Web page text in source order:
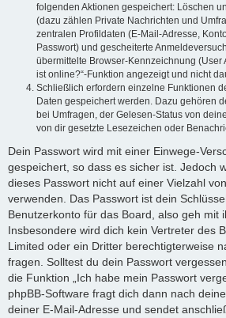
folgenden Aktionen gespeichert: Löschen
(dazu zählen Private Nachrichten und
zentralen Profildaten (E-Mail-Adresse,
Passwort) und gescheiterte
übermittelte Browser-Kennzeichnung (User
ist online?“-Funktion angezeigt und nicht
Schließlich erfordern einzelne Funktionen
Daten gespeichert werden. Dazu gehören
bei Umfragen, der Gelesen-Status von
von dir gesetzte Lesezeichen oder
Dein Passwort wird mit einer Einwege-
gespeichert, so dass es sicher ist. Jedoch
dieses Passwort nicht auf einer Vielzahl
verwenden. Das Passwort ist dein
Benutzerkonto für das Board, also geh mit
Insbesondere wird dich kein Vertreter des
Limited oder ein Dritter berechtigterweise
fragen. Solltest du dein Passwort
die Funktion „Ich habe mein Passwort
phpBB-Software fragt dich dann nach
deiner E-Mail-Adresse und sendet